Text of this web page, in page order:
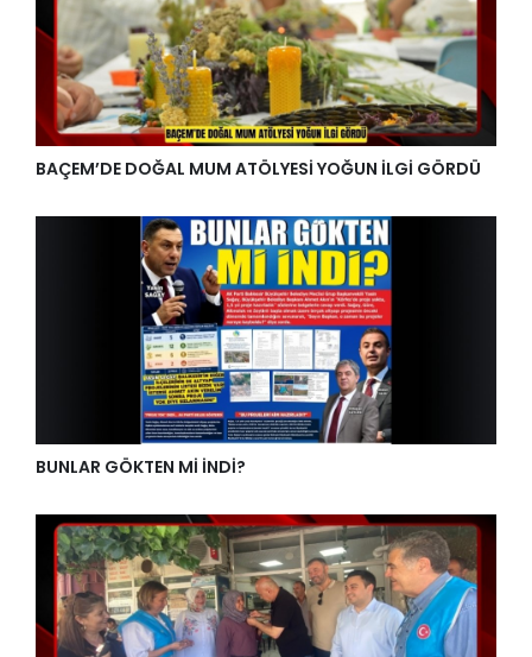
BAÇEM’DE DOĞAL MUM ATÖLYESİ YOĞUN İLGİ GÖRDÜ
BUNLAR GÖKTEN Mİ İNDİ?